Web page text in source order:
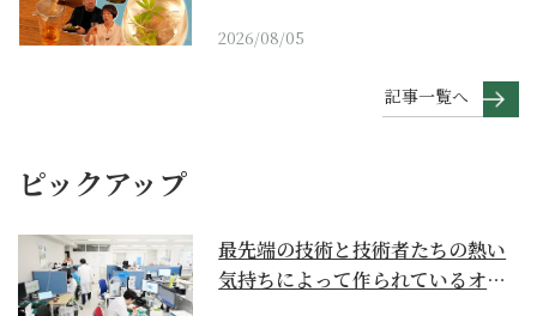
2026/08/05
記事一覧へ
ピックアップ
最先端の技術と技術者たちの熱い
気持ちによって作られているオー